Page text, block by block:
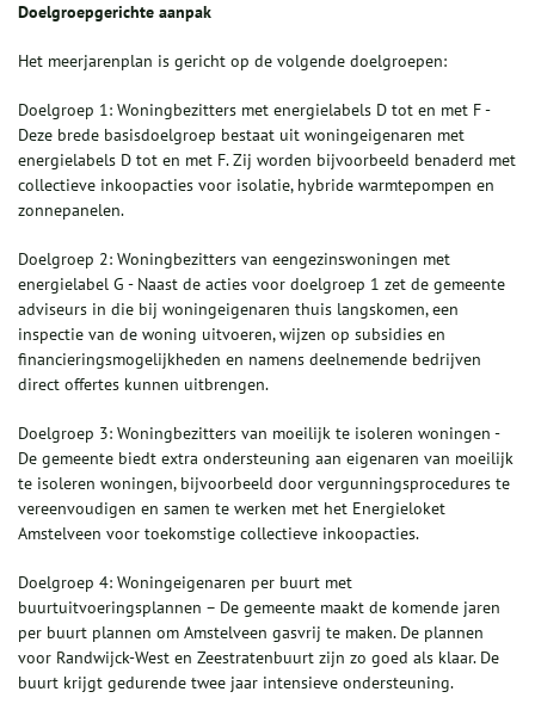
Doelgroepgerichte aanpak
Het meerjarenplan is gericht op de volgende doelgroepen:
Doelgroep 1: Woningbezitters met energielabels D tot en met F -
Deze brede basisdoelgroep bestaat uit woningeigenaren met
energielabels D tot en met F. Zij worden bijvoorbeeld benaderd met
collectieve inkoopacties voor isolatie, hybride warmtepompen en
zonnepanelen.
Doelgroep 2: Woningbezitters van eengezinswoningen met
energielabel G - Naast de acties voor doelgroep 1 zet de gemeente
adviseurs in die bij woningeigenaren thuis langskomen, een
inspectie van de woning uitvoeren, wijzen op subsidies en
financieringsmogelijkheden en namens deelnemende bedrijven
direct offertes kunnen uitbrengen.
Doelgroep 3: Woningbezitters van moeilijk te isoleren woningen -
De gemeente biedt extra ondersteuning aan eigenaren van moeilijk
te isoleren woningen, bijvoorbeeld door vergunningsprocedures te
vereenvoudigen en samen te werken met het Energieloket
Amstelveen voor toekomstige collectieve inkoopacties.
Doelgroep 4: Woningeigenaren per buurt met
buurtuitvoeringsplannen – De gemeente maakt de komende jaren
per buurt plannen om Amstelveen gasvrij te maken. De plannen
voor Randwijck-West en Zeestratenbuurt zijn zo goed als klaar. De
buurt krijgt gedurende twee jaar intensieve ondersteuning.